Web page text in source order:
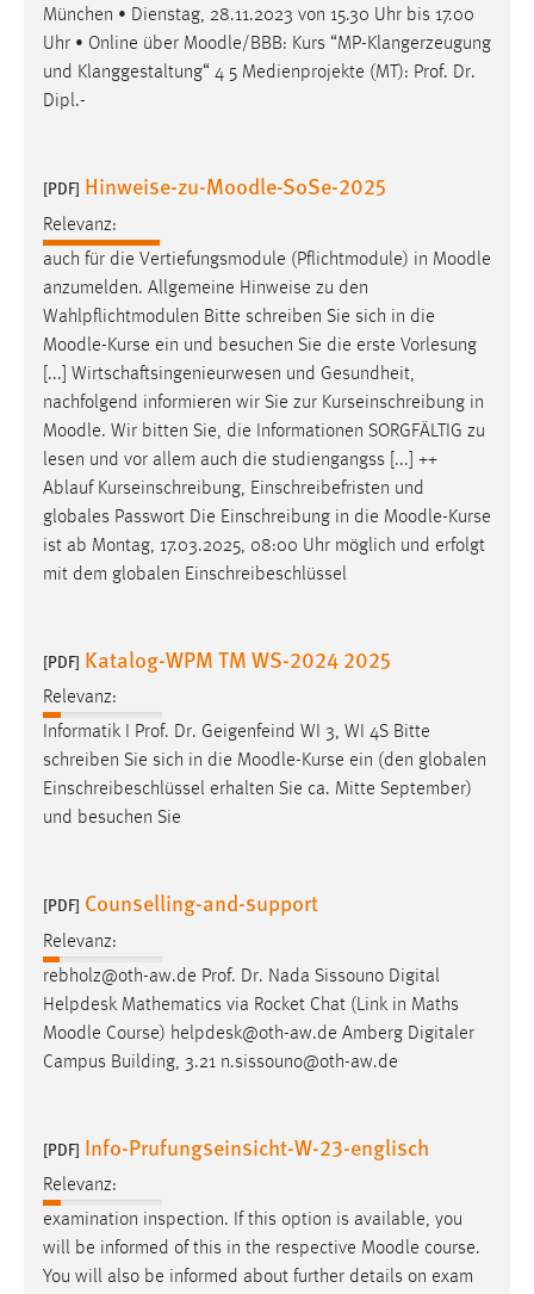
München • Dienstag, 28.11.2023 von 15.30 Uhr bis 17.00
Uhr • Online über Moodle/BBB: Kurs “MP-Klangerzeugung
und Klanggestaltung“ 4 5 Medienprojekte (MT): Prof. Dr.
Dipl.-
[PDF] Hinweise-zu-Moodle-SoSe-2025
Relevanz:
auch für die Vertiefungsmodule (Pflichtmodule) in Moodle
anzumelden. Allgemeine Hinweise zu den
Wahlpflichtmodulen Bitte schreiben Sie sich in die
Moodle-Kurse ein und besuchen Sie die erste Vorlesung
[...] Wirtschaftsingenieurwesen und Gesundheit,
nachfolgend informieren wir Sie zur Kurseinschreibung in
Moodle. Wir bitten Sie, die Informationen SORGFÄLTIG zu
lesen und vor allem auch die studiengangss [...] ++
Ablauf Kurseinschreibung, Einschreibefristen und
globales Passwort Die Einschreibung in die Moodle-Kurse
ist ab Montag, 17.03.2025, 08:00 Uhr möglich und erfolgt
mit dem globalen Einschreibeschlüssel
[PDF] Katalog-WPM TM WS-2024 2025
Relevanz:
Informatik I Prof. Dr. Geigenfeind WI 3, WI 4S Bitte
schreiben Sie sich in die Moodle-Kurse ein (den globalen
Einschreibeschlüssel erhalten Sie ca. Mitte September)
und besuchen Sie
[PDF] Counselling-and-support
Relevanz:
rebholz@oth-aw.de Prof. Dr. Nada Sissouno Digital
Helpdesk Mathematics via Rocket Chat (Link in Maths
Moodle Course) helpdesk@oth-aw.de Amberg Digitaler
Campus Building, 3.21 n.sissouno@oth-aw.de
[PDF] Info-Prufungseinsicht-W-23-englisch
Relevanz:
examination inspection. If this option is available, you
will be informed of this in the respective Moodle course.
You will also be informed about further details on exam
Conversion-Tracking
Cookie Laufzeit:
_fbp
Anbieter:
Facebook
Zweck:
Conversion-Tracking
Cookie Laufzeit:
3 Monate
EXTERNE MEDIEN
Um Inhalte von Videoplattformen und Social Media
YouTube
Vimeo